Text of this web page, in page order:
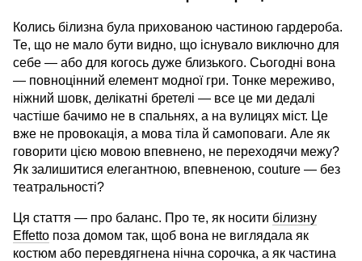
Колись білизна була прихованою частиною гардероба.
Те, що не мало бути видно, що існувало виключно для
себе — або для когось дуже близького. Сьогодні вона
— повноцінний елемент модної гри. Тонке мереживо,
ніжний шовк, делікатні бретелі — все це ми дедалі
частіше бачимо не в спальнях, а на вулицях міст. Це
вже не провокація, а мова тіла й самоповаги. Але як
говорити цією мовою впевнено, не переходячи межу?
Як залишитися елегантною, впевненою, couture — без
театральності?
Ця стаття — про баланс. Про те, як носити білизну
Effetto поза домом так, щоб вона не виглядала як
костюм або перевдягнена нічна сорочка, а як частина